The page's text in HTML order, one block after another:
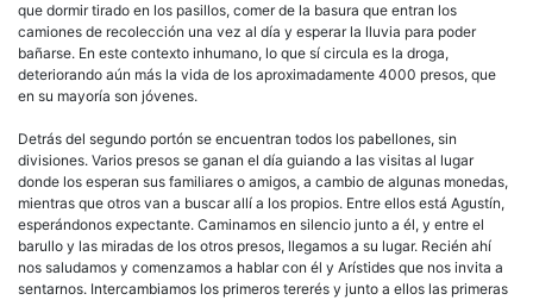
que dormir tirado en los pasillos, comer de la basura que entran los
camiones de recolección una vez al día y esperar la lluvia para poder
bañarse. En este contexto inhumano, lo que sí circula es la droga,
deteriorando aún más la vida de los aproximadamente 4000 presos, que
en su mayoría son jóvenes.
Detrás del segundo portón se encuentran todos los pabellones, sin
divisiones. Varios presos se ganan el día guiando a las visitas al lugar
donde los esperan sus familiares o amigos, a cambio de algunas monedas,
mientras que otros van a buscar allí a los propios. Entre ellos está Agustín,
esperándonos expectante. Caminamos en silencio junto a él, y entre el
barullo y las miradas de los otros presos, llegamos a su lugar. Recién ahí
nos saludamos y comenzamos a hablar con él y Arístides que nos invita a
sentarnos. Intercambiamos los primeros tererés y junto a ellos las primeras